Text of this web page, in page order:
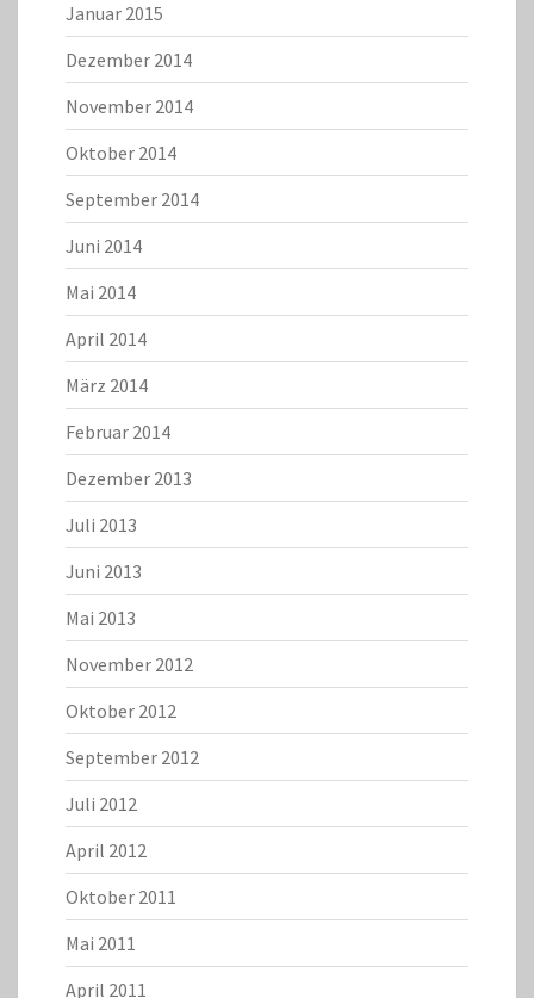
Januar 2015
Dezember 2014
November 2014
Oktober 2014
September 2014
Juni 2014
Mai 2014
April 2014
März 2014
Februar 2014
Dezember 2013
Juli 2013
Juni 2013
Mai 2013
November 2012
Oktober 2012
September 2012
Juli 2012
April 2012
Oktober 2011
Mai 2011
April 2011